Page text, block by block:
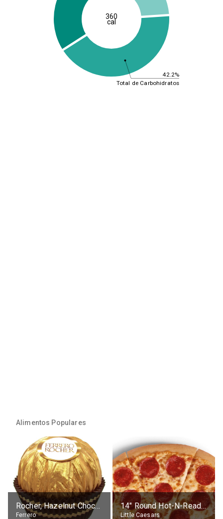
42.2%
Total de Carbohidratos
360
cal
Alimentos Populares
Rocher, Hazelnut Chocolate Ball
Ferrero
14" Round Hot-N-Ready Pepperoni Pizza
Little Caesars